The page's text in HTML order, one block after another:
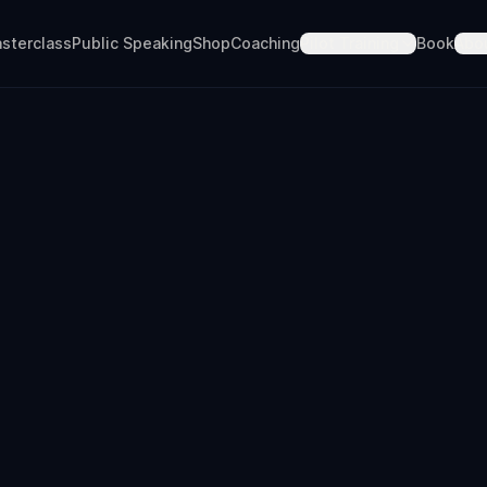
Public SpeakingShopCoachingPilot Training Book